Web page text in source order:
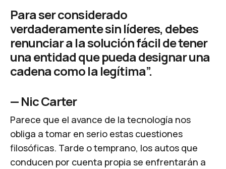
Para ser considerado
verdaderamente sin líderes, debes
renunciar a la solución fácil de tener
una entidad que pueda designar una
cadena como la legítima”.
—Nic Carter
Parece que el avance de la tecnología nos
obliga a tomar en serio estas cuestiones
filosóficas. Tarde o temprano, los autos que
conducen por cuenta propia se enfrentarán a